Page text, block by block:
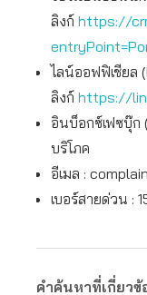
ลิงก์ https://
ไลน์ออฟฟิเชียล
ลิงก์ https://
อินบ็อกซ์เฟซบุ๊ก
บริโภค
อีเมล :
เบอร์สายด่วน :
คำค้นหาที่เกี่ยวข้